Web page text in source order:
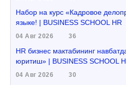
Набор на курс «Кадровое
языке! | BUSINESS SCHOOL HR
04 Авг 2026 36
HR бизнес мактабининг
юритиш» | BUSINESS SCHOOL
04 Авг 2026 30